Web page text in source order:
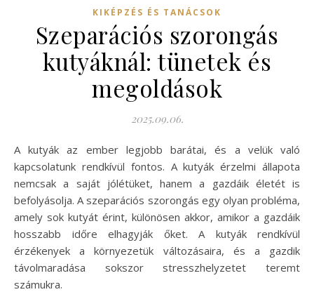
KIKÉPZÉS ÉS TANÁCSOK
Szeparációs szorongás
kutyáknál: tünetek és
megoldások
2025.09.06.
A kutyák az ember legjobb barátai, és a velük való
kapcsolatunk rendkívül fontos. A kutyák érzelmi állapota
nemcsak a saját jólétüket, hanem a gazdáik életét is
befolyásolja. A szeparációs szorongás egy olyan probléma,
amely sok kutyát érint, különösen akkor, amikor a gazdáik
hosszabb időre elhagyják őket. A kutyák rendkívül
érzékenyek a környezetük változásaira, és a gazdik
távolmaradása sokszor stresszhelyzetet teremt
számukra.